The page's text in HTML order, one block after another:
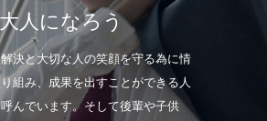
大人 に なろう
決と大切な人の笑顔を守る為に情
組み、成果を出すことができる人
んでいます。そして後輩や子供